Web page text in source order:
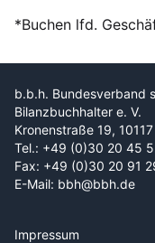
*Buchen lfd.
b.b.h. Bundesverband
Bilanzbuchhalter e. V.
Kronenstraße 19,
Tel.: +49 (0)30 20 45
Fax: +49 (0)30 20 91
E-Mail: bbh@bbh.de
Impressum